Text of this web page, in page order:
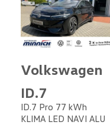
Volkswagen
ID.7
ID.7 Pro 77 kWh
KLIMA LED NAVI ALU